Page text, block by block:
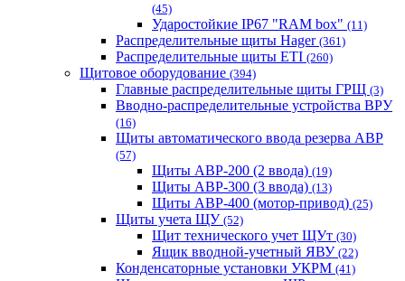
(45)
Ударостойкие IP67 "RAM box" (11)
Распределительные щиты Hager (361)
Распределительные щиты ETI (260)
Щитовое оборудование (394)
Главные распределительные щиты ГРЩ (3)
Вводно-распределительные устройства ВРУ
(16)
Щиты автоматического ввода резерва АВР
(57)
Щиты АВР-200 (2 ввода) (19)
Щиты АВР-300 (3 ввода) (13)
Щиты АВР-400 (мотор-привод) (25)
Щиты учета ЩУ (52)
Щит технического учет ЩУт (30)
Ящик вводной-учетный ЯВУ (22)
Конденсаторные установки УКРМ (41)